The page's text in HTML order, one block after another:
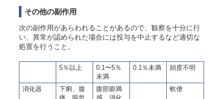
その他の副作用
次の副作用があらわれることがあるので、観察を十分に行
い、異常が認められた場合には投与を中止するなど適切な
処置を行うこと。
5％以上
0.1〜5％
未満
0.1％未満 頻度不明
消化器
下痢、腹
腹部膨満
軟便